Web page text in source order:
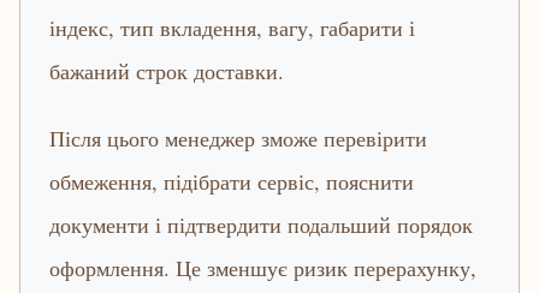
індекс, тип вкладення, вагу, габарити і
бажаний строк доставки.
Після цього менеджер зможе перевірити
обмеження, підібрати сервіс, пояснити
документи і підтвердити подальший порядок
оформлення. Це зменшує ризик перерахунку,